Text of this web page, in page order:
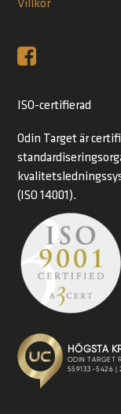
Villkor
ISO-certifierad
Odin Target är
(ISO 14001).